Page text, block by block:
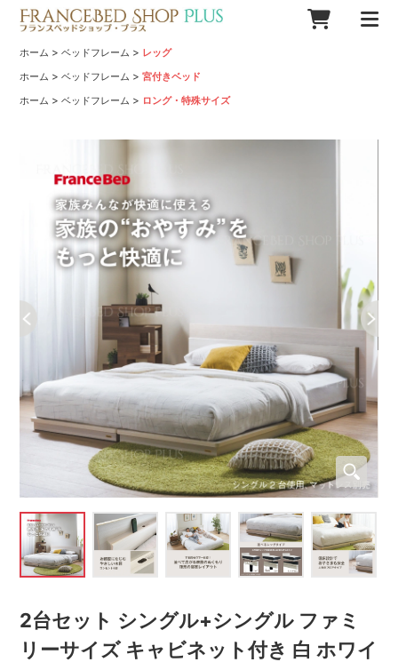
ホーム >ベッドフレーム > レッグ
ホーム >ベッドフレーム >宮付きベッド
ホーム >ベッドフレーム > ロング・特殊サイズ
2台セット シングル+シングル ファミ
リーサイズ キャビネット付き 白 ホワイ